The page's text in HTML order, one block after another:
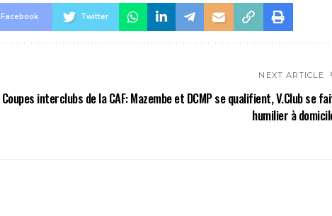
Facebook Twitter
NEXT ARTICLE
Coupes interclubs de la CAF: Mazembe et DCMP se qualifient, V.Club se
humilier à